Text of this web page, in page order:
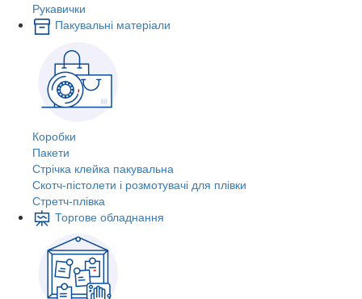
Рукавички
Пакувальні матеріали
Коробки
Пакети
Стрічка клейка пакувальна
Скотч-пістолети і розмотувачі для плівки
Стретч-плівка
Торгове обладнання